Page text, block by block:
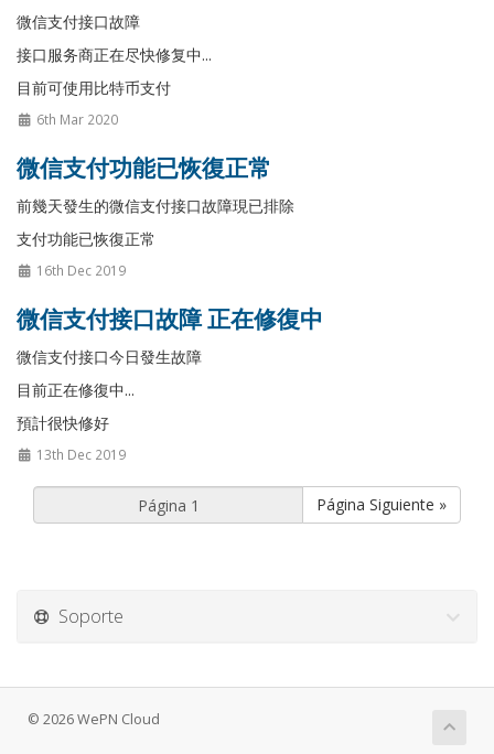
微信支付接口故障
接口服务商正在尽快修复中...
目前可使用比特币支付
6th Mar 2020
微信支付功能已恢復正常
前幾天發生的微信支付接口故障現已排除
支付功能已恢復正常
16th Dec 2019
微信支付接口故障 正在修復中
微信支付接口今日發生故障
目前正在修復中...
預計很快修好
13th Dec 2019
Página Siguiente »
Soporte
© 2026 WePN Cloud